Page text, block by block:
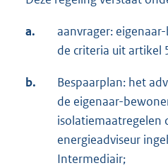
a.
aanvrager:
de criteria uit artikel
b.
Bespaarplan: het
de eigenaar-
isolatiemaatregelen
energieadviseur
Intermediair;